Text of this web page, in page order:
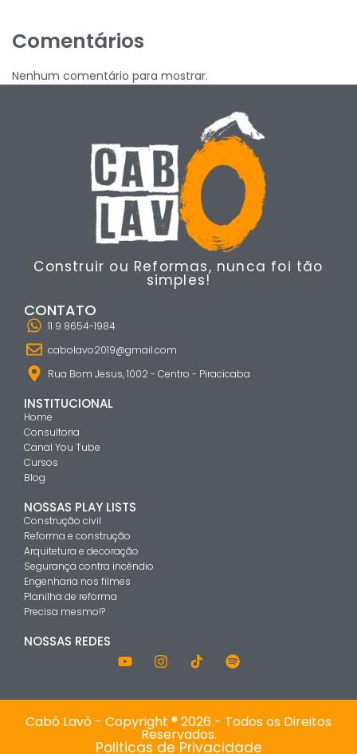
Comentários
Nenhum comentário para mostrar.
Construir ou Reformas, nunca foi tão
simples!
CONTATO
11 9 8654-1984
cabolavo2019@gmail.com
Rua Bom Jesus, 1002 - Centro - Piracicaba
INSTITUCIONAL
Home
Consultoria
Canal You Tube
Cursos
Blog
NOSSAS PLAY LISTS
Construção civil
Reforma e construção
Arquitetura e decoração
Segurança contra incêndio
Engenharia nos filmes
Planilha de reforma
Precisa mesmo!?
NOSSAS REDES
Cabô Lavô - Copyright ® 2026 - Todos os Direitos
Reservados.
Politicas de Privacidade